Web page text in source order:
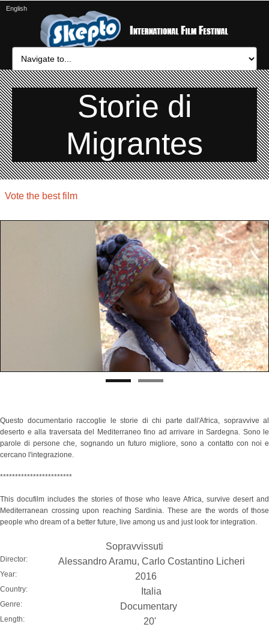
Storie di
Migrantes
Vote the best film
Questo documentario raccoglie le storie di chi parte dall'Africa, sopravvive al
deserto e alla traversata del Mediterraneo fino ad arrivare in Sardegna. Sono le
parole di persone che, sognando un futuro migliore, sono a contatto con noi e
cercano l'integrazione.
************************
This docufilm includes the stories of those who leave Africa, survive desert and
Mediterranean crossing upon reaching Sardinia. These are the words of those
people who dream of a better future, live among us and just look for integration.
Sopravvissuti
Director: Alessandro Aramu, Carlo Costantino Licheri
Year: 2016
Country: Italia
Genre: Documentary
Length: 20'
English